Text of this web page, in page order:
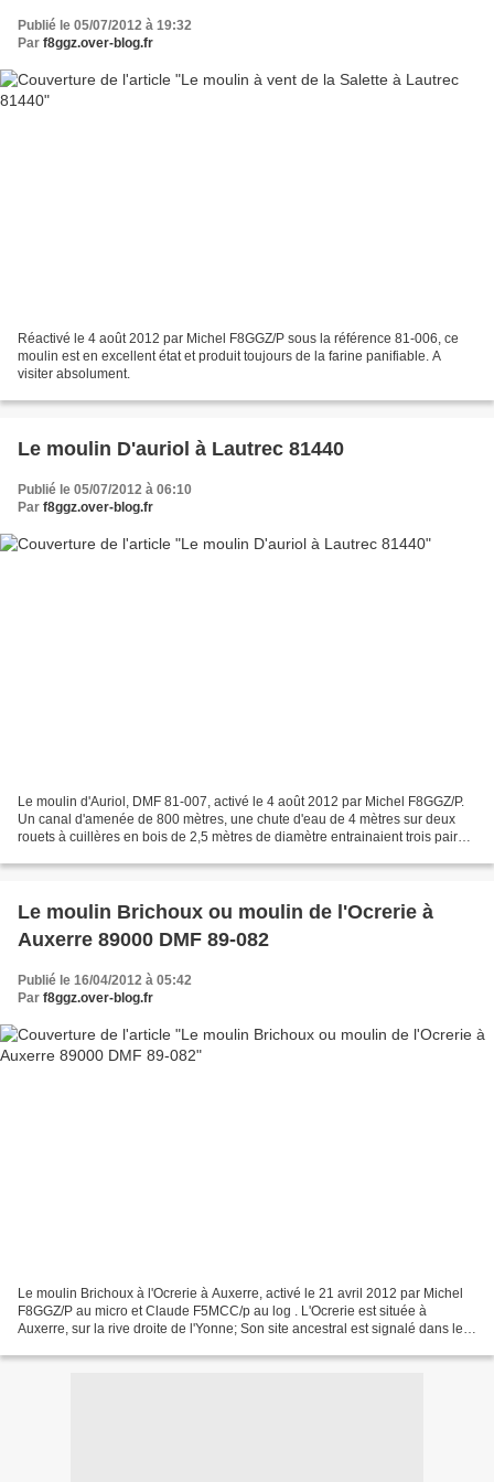
Publié le 05/07/2012 à 19:32
Par f8ggz.over-blog.fr
Réactivé le 4 août 2012 par Michel F8GGZ/P sous la référence 81-006, ce
moulin est en excellent état et produit toujours de la farine panifiable. A
visiter absolument.
Le moulin D'auriol à Lautrec 81440
Publié le 05/07/2012 à 06:10
Par f8ggz.over-blog.fr
Le moulin d'Auriol, DMF 81-007, activé le 4 août 2012 par Michel F8GGZ/P.
Un canal d'amenée de 800 mètres, une chute d'eau de 4 mètres sur deux
rouets à cuillères en bois de 2,5 mètres de diamètre entrainaient trois paires
Le moulin Brichoux ou moulin de l'Ocrerie à
Auxerre 89000 DMF 89-082
Publié le 16/04/2012 à 05:42
Par f8ggz.over-blog.fr
Le moulin Brichoux à l'Ocrerie à Auxerre, activé le 21 avril 2012 par Michel
F8GGZ/P au micro et Claude F5MCC/p au log . L'Ocrerie est située à
Auxerre, sur la rive droite de l'Yonne; Son site ancestral est signalé dans les